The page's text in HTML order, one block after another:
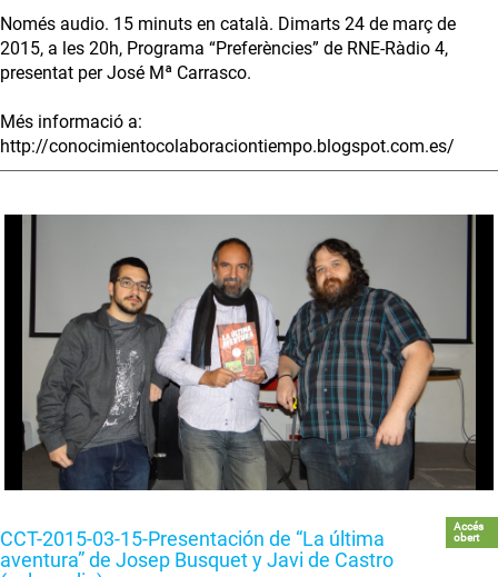
Només audio. 15 minuts en català. Dimarts 24 de març de
2015, a les 20h, Programa “Preferències” de RNE-Ràdio 4,
presentat per José Mª Carrasco.
Més informació a:
http://conocimientocolaboraciontiempo.blogspot.com.es/
CCT-2015-03-15-Presentación de “La última
aventura” de Josep Busquet y Javi de Castro
Accés
obert